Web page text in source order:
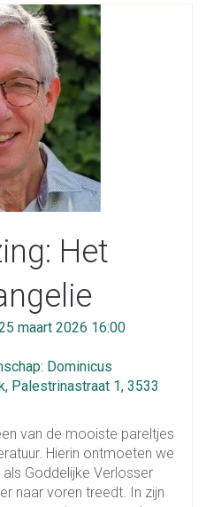
Het
maart 2026 16:00
Dominicus
Palestrinastraat 1, 3533
van de mooiste pareltjes
Hierin ontmoeten we
Goddelijke Verlosser
naar voren treedt. In zijn